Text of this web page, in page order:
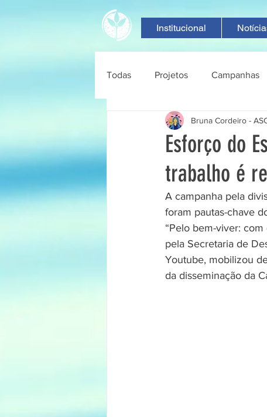
Institucional
Todas Projetos Campanhas
Esforço do
trabalho é
Bruna Cordeiro -
A campanha pela
foram pautas-chave
“Pelo bem-viver:
pela Secretaria de
Youtube, mobilizou
da disseminação da